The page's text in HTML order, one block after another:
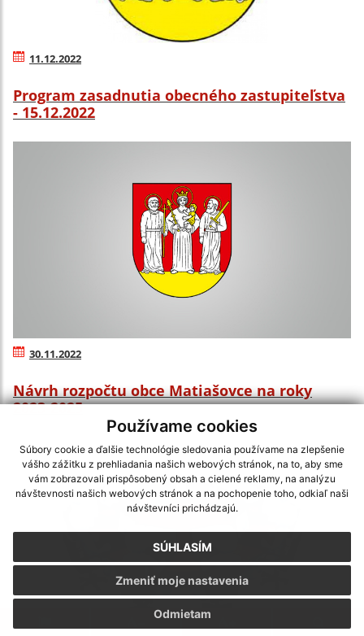
Používame cookies
Súbory cookie a ďalšie technológie sledovania používame na zlepšenie
vášho zážitku z prehliadania našich webových stránok, na to, aby sme
vám zobrazovali prispôsobený obsah a cielené reklamy, na analýzu
návštevnosti našich webových stránok a na pochopenie toho, odkiaľ naši
návštevníci prichádzajú.
SÚHLASÍM
Odmietam
Zmeniť moje nastavenia
11.12.2022
Program zasadnutia obecného zastupiteľstva
- 15.12.2022
30.11.2022
Návrh rozpočtu obce Matiašovce na roky
2023-2025